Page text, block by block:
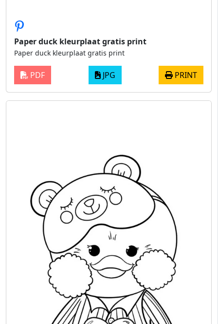
Paper duck kleurplaat gratis print
Paper duck kleurplaat gratis print
PDF JPG PRINT